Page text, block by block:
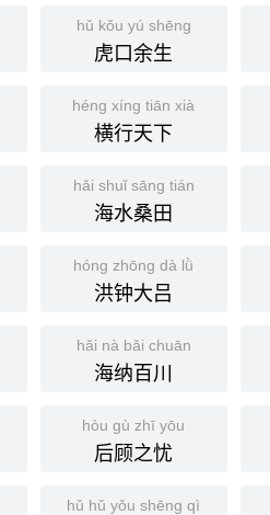
hǔ kǒu yú shēng
虎口余生
héng xíng tiān xià
横行天下
hǎi shuǐ sāng tián
海水桑田
hóng zhōng dà lǜ
洪钟大吕
hǎi nà bǎi chuān
海纳百川
hòu gù zhī yōu
后顾之忧
hǔ hǔ yǒu shēng qì